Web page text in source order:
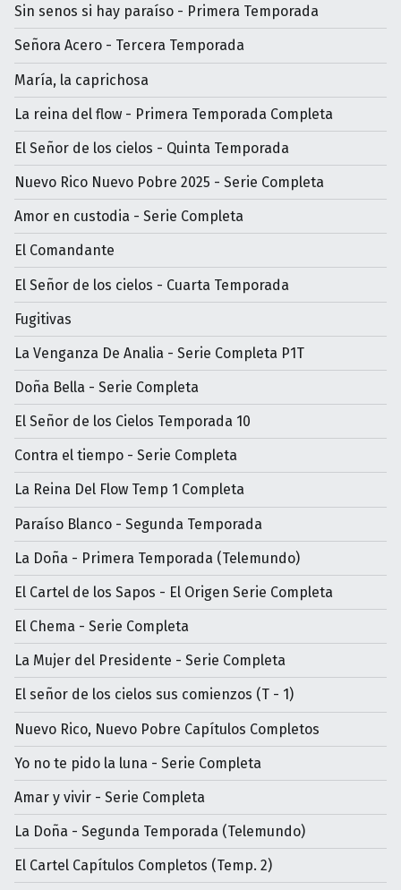
Sin senos si hay paraíso - Primera Temporada
Señora Acero - Tercera Temporada
María, la caprichosa
La reina del flow - Primera Temporada Completa
El Señor de los cielos - Quinta Temporada
Nuevo Rico Nuevo Pobre 2025 - Serie Completa
Amor en custodia - Serie Completa
El Comandante
El Señor de los cielos - Cuarta Temporada
Fugitivas
La Venganza De Analia - Serie Completa P1T
Doña Bella - Serie Completa
El Señor de los Cielos Temporada 10
Contra el tiempo - Serie Completa
La Reina Del Flow Temp 1 Completa
Paraíso Blanco - Segunda Temporada
La Doña - Primera Temporada (Telemundo)
El Cartel de los Sapos - El Origen Serie Completa
El Chema - Serie Completa
La Mujer del Presidente - Serie Completa
El señor de los cielos sus comienzos (T - 1)
Nuevo Rico, Nuevo Pobre Capítulos Completos
Yo no te pido la luna - Serie Completa
Amar y vivir - Serie Completa
La Doña - Segunda Temporada (Telemundo)
El Cartel Capítulos Completos (Temp. 2)